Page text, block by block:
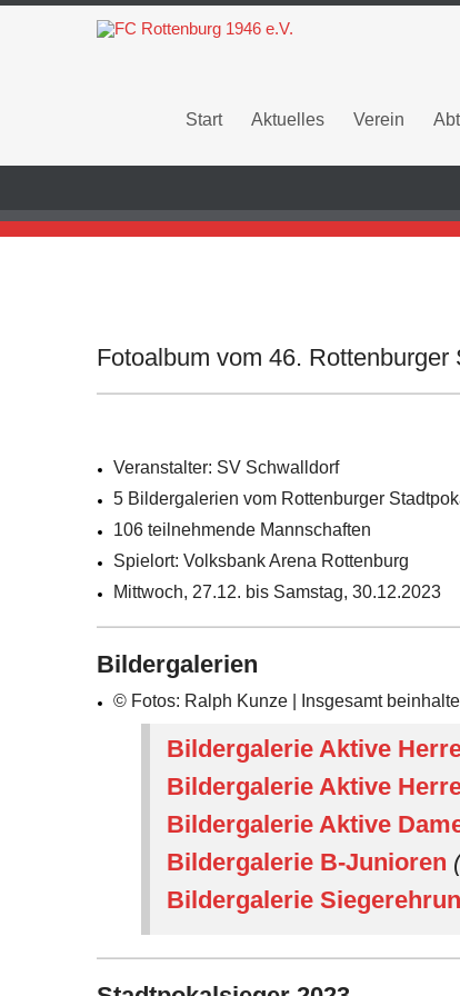
Start Aktuelles Verein
Fotoalbum vom 46. Rottenburger
Veranstalter: SV Schwalldorf
5 Bildergalerien vom Rottenburger
106 teilnehmende Mannschaften
Spielort: Volksbank Arena Rottenburg
Mittwoch, 27.12. bis Samstag, 30.12.2023
Bildergalerien
© Fotos: Ralph Kunze | Insgesamt
Bildergalerie Aktive
Bildergalerie Aktive
Bildergalerie Aktive
Bildergalerie B-Junioren
Bildergalerie